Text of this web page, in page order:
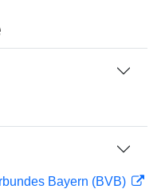
Bayern (BVB)